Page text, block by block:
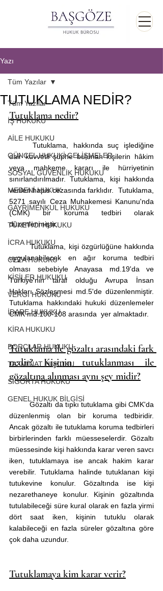
Yazı
Tüm Yazılar
İŞ HUKUKU
AİLE HUKUKU
GÜNCEL HUKUKİ GELİŞMELER
SOSYAL GÜVENLİK HUKUKU
MEDENİ HUKUK
GAYRİMENKUL HUKUKU
TÜKETİCİ HUKUKU
İCRA HUKUKU
CEZA HUKUKU
KİŞİLER HUKUKU
VERGİ HUKUKU
İDARE HUKUKU
KİRA HUKUKU
BORÇLAR HUKUKU
TAZMİNAT HUKUKU
SİGORTA HUKUKU
GENEL HUKUK BİLGİSİ
Tüm Yazılar
TUTUKLAMA NEDİR?
Tutuklama nedir?
dair kuvvetli şüphe bulunan kişilerin hâkim
veya mahkeme kararı ile hürriyetinin
sınırlandırılmadır. Tutuklama, kişi hakkında
verilen hapis cezasında farklıdır.  Tutuklama,
5271 sayılı Ceza Muhakemesi Kanunu'nda
(CMK) bir koruma tedbiri olarak
düzenlenmiştir.
	Tutuklama, kişi özgürlüğüne hakkında
uygulanabilecek en ağır koruma tedbiri
olması sebebiyle Anayasa md.19'da ve
Türkiye'nin taraf olduğu Avrupa İnsan
Hakları Sözleşmesi md.5'de düzenlenmiştir.
Tutuklama hakkındaki hukuki düzenlemeler
CMK md.100-108 arasında  yer almaktadır.
Tutuklama ile gözaltı arasındaki fark
nedir? Kişinin tutuklanması ile
gözaltına alınması aynı şey midir?
	Gözaltı da tıpkı tutuklama gibi CMK'da
düzenlenmiş olan bir koruma tedbiridir.
Ancak gözaltı ile tutuklama koruma tedbirleri
birbirlerinden farklı müesseselerdir. Gözaltı
müessesinde kişi hakkında karar veren savcı
iken, tutuklamaya ise ancak hakim karar
verebilir. Tutuklama halinde tutuklanan kişi
tutukevine konulur. Gözaltında ise kişi
nezarethaneye konulur. Kişinin gözaltında
tutulabileceği süre kural olarak en fazla yirmi
dört saat iken, kişinin tutuklu olarak
kalabileceği en fazla süreler gözaltına göre
çok daha uzundur.
Tutuklamaya kim karar verir?